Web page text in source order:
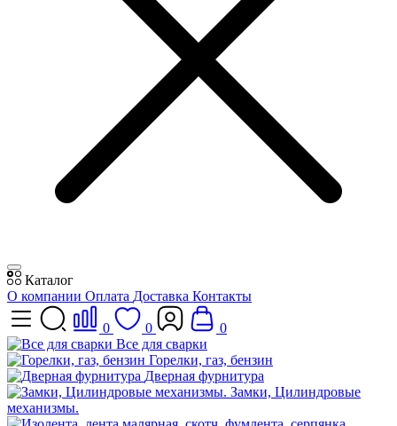
Каталог
О компании Оплата Доставка Контакты
0 0
0
Все для сварки
Горелки, газ, бензин
Дверная фурнитура
Замки, Цилиндровые
механизмы.